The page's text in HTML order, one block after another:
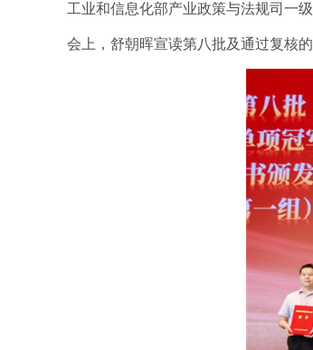
工业和信息化部产业政策与法规司一级
会上，舒朝晖宣读第八批及通过复核的